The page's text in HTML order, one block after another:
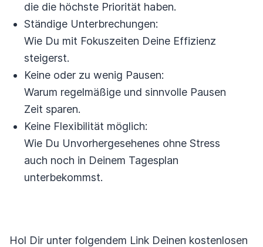
die die höchste Priorität haben.
Ständige Unterbrechungen:
Wie Du mit Fokuszeiten Deine Effizienz
steigerst.
Keine oder zu wenig Pausen:
Warum regelmäßige und sinnvolle Pausen
Zeit sparen.
Keine Flexibilität möglich:
Wie Du Unvorhergesehenes ohne Stress
auch noch in Deinem Tagesplan
unterbekommst.
Hol Dir unter folgendem Link Deinen kostenlosen